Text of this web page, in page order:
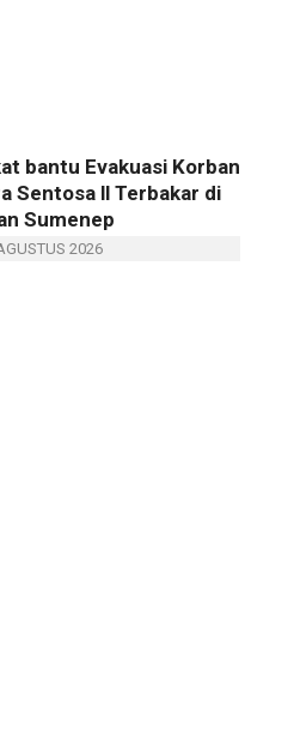
bantu Evakuasi Korban
Sentosa ll Terbakar di
Sumenep
2026